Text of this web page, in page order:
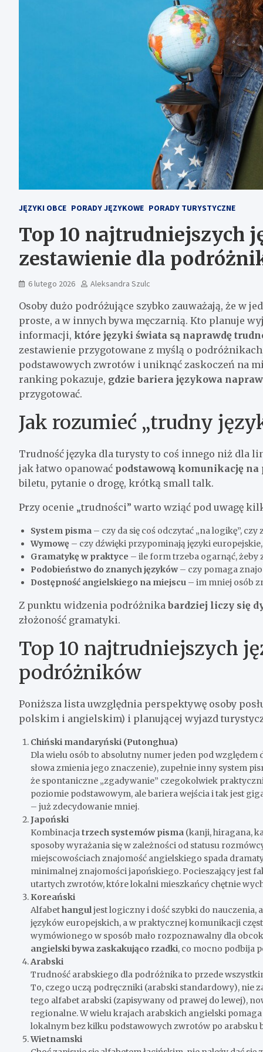
JĘZYKI OBCE PORADY JĘZYKOWE PORADY TURYSTYCZNE
Top 10 najtrudniejszych
zestawienie dla
6 lutego 2026 Aleksandra Szulc
Osoby dużo podróżujące szybko zauważają, że w
proste, a w innych bywa męczarnią. Kto planuje
informacji, które języki świata są naprawdę
zestawienie przygotowane z myślą o
podstawowych zwrotów i uniknąć zaskoczeń na
ranking pokazuje, gdzie bariera językowa
przygotować.
Jak rozumieć „trudny
Trudność języka dla turysty to coś innego niż dla
jak łatwo opanować podstawową komunikację
biletu, pytanie o drogę, krótką small talk.
Przy ocenie „trudności” warto wziąć pod uwagę
System pisma – czy da się coś odczytać „na logikę”, czy
Wymowę – czy dźwięki przypominają języki
Gramatykę w praktyce – ile form trzeba ogarnąć, żeby
Podobieństwo do znanych języków– czy pomaga
Dostępność angielskiego na miejscu – im mniej osób
Z punktu widzenia podróżnika bardziej liczy się
złożoność gramatyki.
Top 10 najtrudniejszych
podróżników
Poniższa lista uwzględnia perspektywę osoby
polskim i angielskim) i planującej wyjazd
Chiński mandaryński (Putonghua)
Dla wielu osób to absolutny numer jeden pod
słowa zmienia jego znaczenie), zupełnie inny system
że spontaniczne „zgadywanie” czegokolwiek
poziomie podstawowym, ale bariera wejścia i tak jest
– już zdecydowanie mniej.
Japoński
Kombinacjatrzech systemów pisma (kanji, hiragana,
sposoby wyrażania się w zależności od statusu
miejscowościach znajomość angielskiego spada
minimalnej znajomości japońskiego. Pocieszający jest
utartych zwrotów, które lokalni mieszkańcy chętnie
Koreański
Alfabethanguljest logiczny i dość szybki do nauczenia,
języków europejskich, a w praktycznej komunikacji
wymówionego w sposób mało rozpoznawalny dla
angielski bywa zaskakująco rzadki, co mocno podbija
Arabski
Trudność arabskiego dla podróżnika to przede
To, czego uczą podręczniki (arabski standardowy), nie
tego alfabet arabski (zapisywany od prawej do lewej),
regionalne. W wielu krajach arabskich angielski
lokalnym bez kilku podstawowych zwrotów po arabsku
Wietnamski